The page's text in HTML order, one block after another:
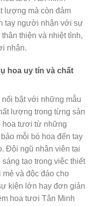
lượng mà còn đảm
tay người nhận với sự
thiện và nhiệt tình,
nhận.
hoa uy tín và chất
bật với những mẫu
lượng trong từng sản
hoa tươi từ những
mỗi bó hoa đến tay
Đội ngũ nhân viên tại
tạo trong việc thiết
và độc đáo cho
kiện lớn hay đơn giản
hoa tươi Tân Minh